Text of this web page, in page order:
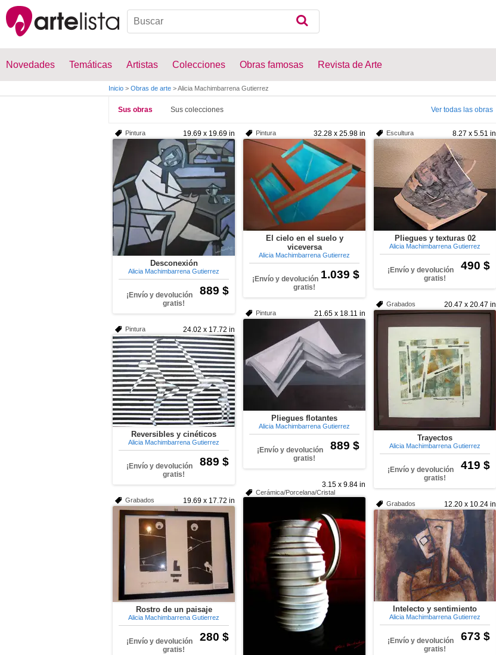
Novedades Temáticas Artistas Colecciones Obras famosas Revista de Arte
Inicio > Obras de arte >Alicia Machimbarrena Gutierrez
Sus obras Sus colecciones Ver todas las obras
19.69 x 19.69 in
Pintura
Desconexión
Alicia Machimbarrena Gutierrez
889 $
¡Envío y devolución
gratis!
32.28 x 25.98 in
Pintura
El cielo en el suelo y
viceversa
Alicia Machimbarrena Gutierrez
1.039 $
¡Envío y devolución
gratis!
8.27 x 5.51 in
Escultura
Pliegues y texturas 02
Alicia Machimbarrena Gutierrez
490 $
¡Envío y devolución
gratis!
20.47 x 20.47 in
Grabados
Trayectos
Alicia Machimbarrena Gutierrez
419 $
¡Envío y devolución
gratis!
21.65 x 18.11 in
Pintura
Pliegues flotantes
Alicia Machimbarrena Gutierrez
889 $
¡Envío y devolución
gratis!
24.02 x 17.72 in
Pintura
Reversibles y cinéticos
Alicia Machimbarrena Gutierrez
889 $
¡Envío y devolución
gratis!
3.15 x 9.84 in
Cerámica/Porcelana/Cristal
19.69 x 17.72 in
Grabados
Rostro de un paisaje
Alicia Machimbarrena Gutierrez
280 $
¡Envío y devolución
gratis!
12.20 x 10.24 in
Grabados
Intelecto y sentimiento
Alicia Machimbarrena Gutierrez
673 $
¡Envío y devolución
gratis!